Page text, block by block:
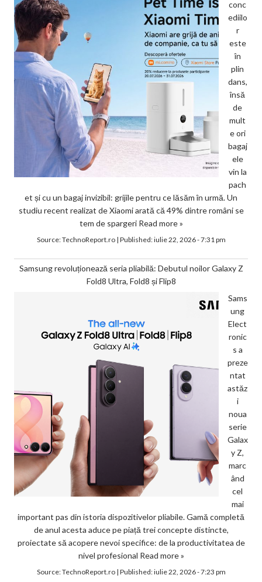
conc
ediilo
r
este
în
plin
dans,
însă
de
mult
e ori
bagaj
ele
vin la
pach
et și cu un bagaj invizibil: grijile pentru ce lăsăm în urmă. Un
studiu recent realizat de Xiaomi arată că 49% dintre români se
tem de spargeri Read more »
Source:TechnoReport.ro| Published:iulie 22, 2026 - 7:31 pm
Samsung revoluționează seria pliabilă: Debutul noilor Galaxy Z
Fold8 Ultra, Fold8 și Flip8
Sams
ung
Elect
ronic
s a
preze
ntat
astăz
i
noua
serie
Galax
y Z,
marc
ând
cel
mai
important pas din istoria dispozitivelor pliabile. Gamă completă
de anul acesta aduce pe piață trei concepte distincte,
proiectate să acopere nevoi specifice: de la productivitatea de
nivel profesional Read more »
Source:TechnoReport.ro| Published:iulie 22, 2026 - 7:23 pm